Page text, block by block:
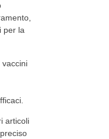
per la
vaccini
articoli